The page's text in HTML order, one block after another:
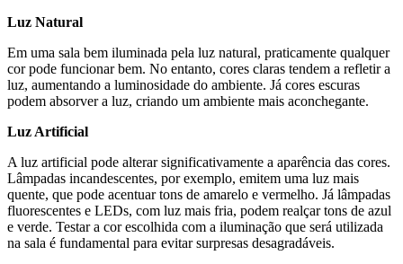
Luz Natural
Em uma sala bem iluminada pela luz natural, praticamente qualquer
cor pode funcionar bem. No entanto, cores claras tendem a refletir a
luz, aumentando a luminosidade do ambiente. Já cores escuras
podem absorver a luz, criando um ambiente mais aconchegante.
Luz Artificial
A luz artificial pode alterar significativamente a aparência das cores.
Lâmpadas incandescentes, por exemplo, emitem uma luz mais
quente, que pode acentuar tons de amarelo e vermelho. Já lâmpadas
fluorescentes e LEDs, com luz mais fria, podem realçar tons de azul
e verde. Testar a cor escolhida com a iluminação que será utilizada
na sala é fundamental para evitar surpresas desagradáveis.